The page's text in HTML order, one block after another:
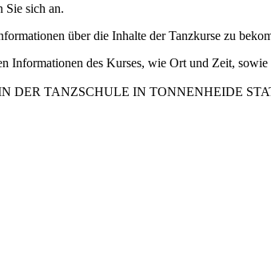
Sie sich an.
über die Inhalte der Tanzkurse zu
Informationen des Kurses, wie Ort und Zeit,
DER TANZSCHULE IN TONNENHEIDE